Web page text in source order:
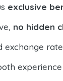
exclusive
no hidden